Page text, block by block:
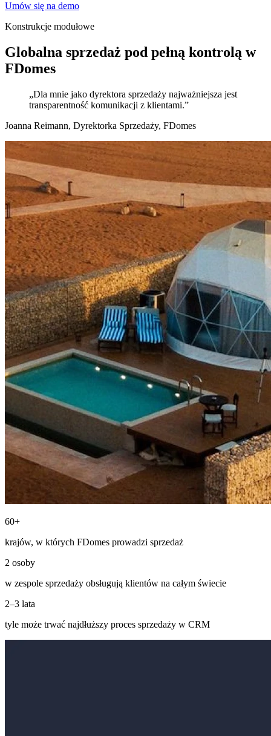
Umów się na demo
Konstrukcje modułowe
Globalna sprzedaż pod pełną kontrolą w
FDomes
„Dla mnie jako dyrektora sprzedaży najważniejsza jest
transparentność komunikacji z klientami.”
Joanna Reimann, Dyrektorka Sprzedaży, FDomes
60+
krajów, w których FDomes prowadzi sprzedaż
2 osoby
w zespole sprzedaży obsługują klientów na całym świecie
2–3 lata
tyle może trwać najdłuższy proces sprzedaży w CRM